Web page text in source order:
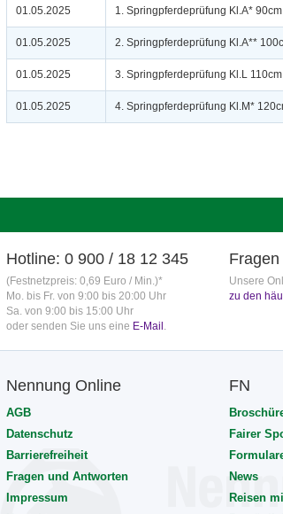
01.05.2025 1. Springpferdeprüfung Kl.A* 90cm
01.05.2025 2. Springpferdeprüfung Kl.A**
01.05.2025 3. Springpferdeprüfung Kl.L 110cm
01.05.2025 4. Springpferdeprüfung Kl.M*
Hotline: 0 900 / 18 12 345
(Festnetzpreis: 0,69 Euro / Min.)*
Mo. bis Fr. von 9:00 bis 20:00 Uhr
Sa. von 9:00 bis 15:00 Uhr
oder senden Sie uns eine E-Mail .
Unsere
zu den
Nennung Online
AGB
Datenschutz
Barrierefreiheit
Fragen und Antworten
Impressum
FN
Fairer
News
Reisen